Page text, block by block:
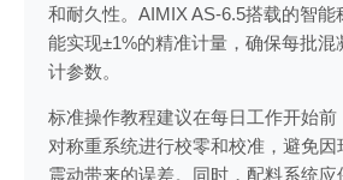
和耐久性。AIMIX AS-6.5搭载的智能
能实现±1%的精准计量，确保每批混
计参数。
标准操作教程建议在每日工作开始前
对称重系统进行校零和校准，避免因
震动带来的误差。同时，配料系统应